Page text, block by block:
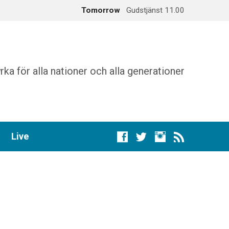
Tomorrow
Gudstjänst 11.00
för alla nationer och alla generationer
Live